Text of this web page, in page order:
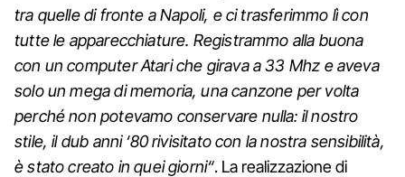
tra quelle di fronte a Napoli, e ci trasferimmo lì con
tutte le apparecchiature. Registrammo alla buona
con un computer Atari che girava a 33 Mhz e aveva
solo un mega di memoria, una canzone per volta
perché non potevamo conservare nulla: il nostro
stile, il dub anni ‘80 rivisitato con la nostra sensibilità,
è stato creato in quei giorni“. La realizzazione di